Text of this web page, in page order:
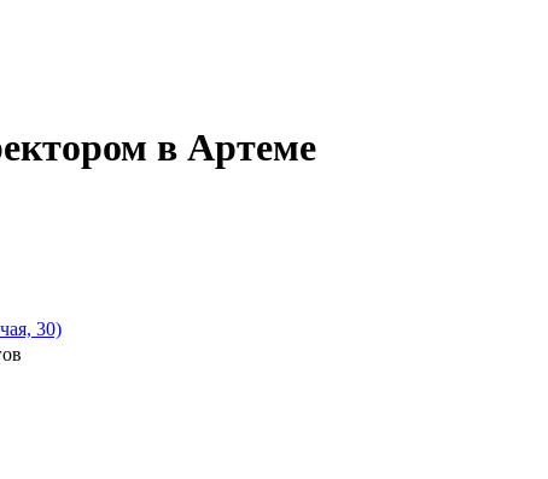
в Артеме
30)